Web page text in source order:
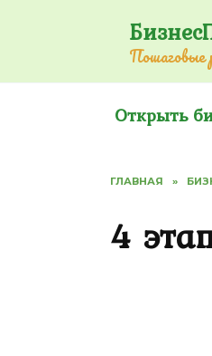
Пошаговые
Открыть
ГЛАВНАЯ »
4